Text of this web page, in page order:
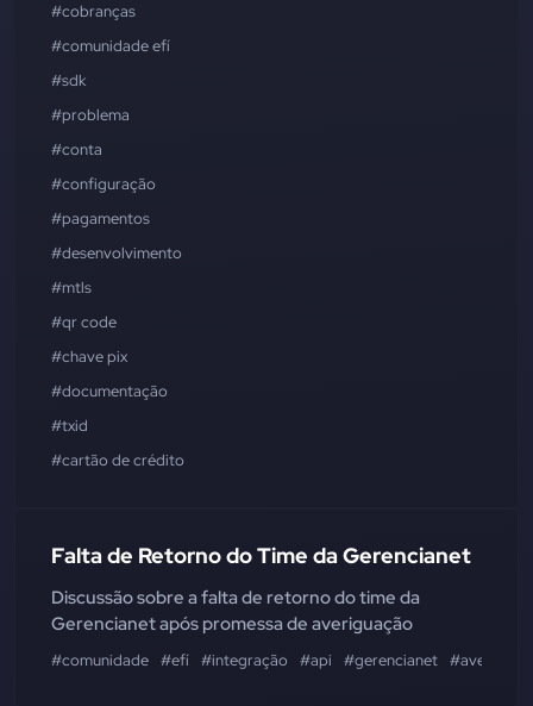
#cobranças
#comunidade efí
#sdk
#problema
#conta
#configuração
#pagamentos
#desenvolvimento
#mtls
#qr code
#chave pix
#documentação
#txid
#cartão de crédito
Falta de Retorno do Time da Gerencianet
Discussão sobre a falta de retorno do time da
Gerencianet após promessa de averiguação
#comunidade #efí #integração #api #gerencianet